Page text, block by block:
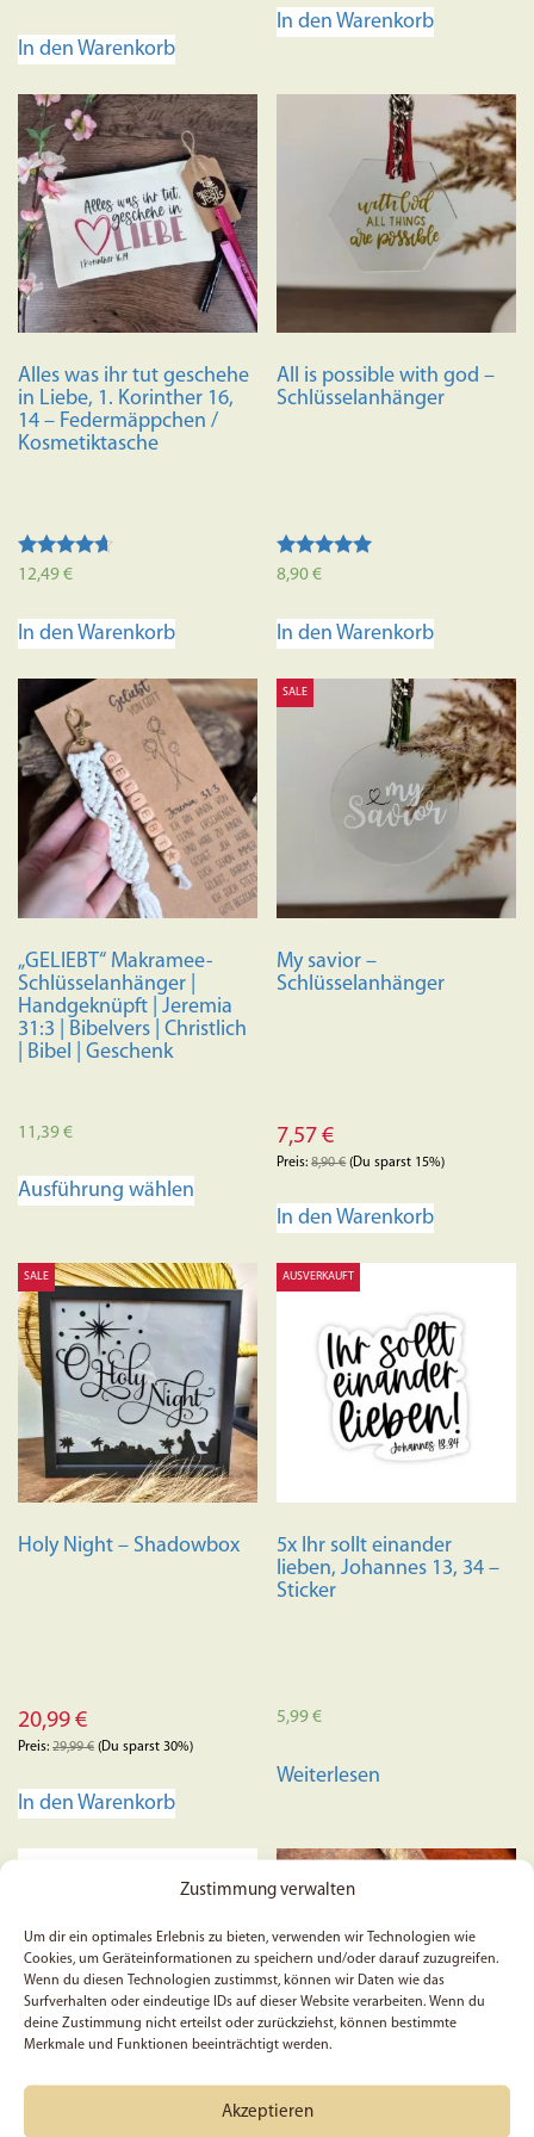
Zustimmung verwalten
Um dir ein optimales Erlebnis zu bieten, verwenden wir Technologien wie
Cookies, um Geräteinformationen zu speichern und/oder darauf zuzugreifen.
Wenn du diesen Technologien zustimmst, können wir Daten wie das
Surfverhalten oder eindeutige IDs auf dieser Website verarbeiten. Wenn du
deine Zustimmung nicht erteilst oder zurückziehst, können bestimmte
Merkmale und Funktionen beeinträchtigt werden.
Akzeptieren
In den Warenkorb
In den Warenkorb
Alles was ihr tut geschehe
in Liebe, 1. Korinther 16,
14 – Federmäppchen /
Kosmetiktasche
Bewertet
von 5
12,49€
In den Warenkorb
All is possible with god –
Schlüsselanhänger
Bewertet mit
8,90€
In den Warenkorb
„GELIEBT“ Makramee-
Schlüsselanhänger |
Handgeknüpft | Jeremia
31:3 | Bibelvers | Christlich
| Bibel | Geschenk
11,39€
Ausführung wählen
mehrere
Varianten
auf.
Die
Optionen
können
auf
der
Produktseite
werden
SALE
My savior –
Schlüsselanhänger
7,57€
Preis:8,90€(Du sparst 15%)
In den Warenkorb
SALE
Holy Night – Shadowbox
20,99 €
Preis: 29,99€ (Du sparst 30%)
In den Warenkorb
AUSVERKAUFT
5x Ihr sollt einander
lieben, Johannes 13, 34 –
Sticker
5,99€
Weiterlesen
5x Gott hat ihn von den
5x Sticker “Ein freundliches